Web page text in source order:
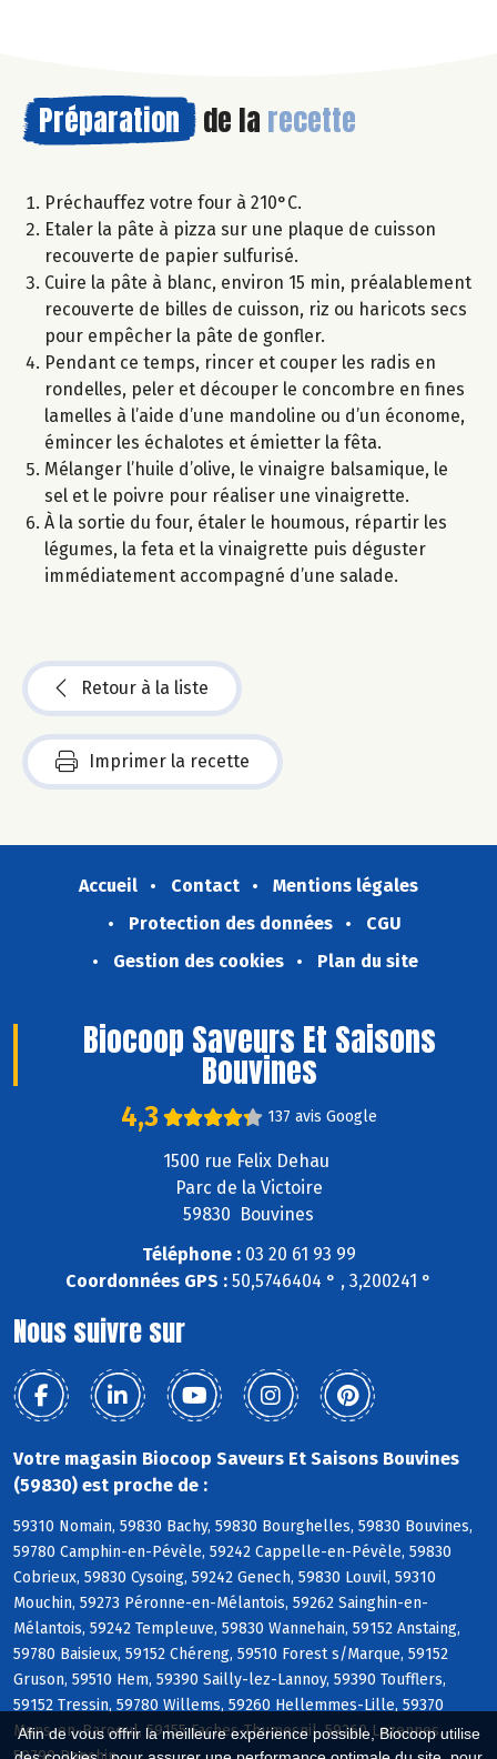
Afin de vous offrir la meilleure expérience possible, Biocoop utilise
Préparation de la recette
Préchauffez votre four à 210°C.
Etaler la pâte à pizza sur une plaque de cuisson
recouverte de papier sulfurisé.
Cuire la pâte à blanc, environ 15 min, préalablement
recouverte de billes de cuisson, riz ou haricots secs
pour empêcher la pâte de gonfler.
Pendant ce temps, rincer et couper les radis en
rondelles, peler et découper le concombre en fines
lamelles à l’aide d’une mandoline ou d’un économe,
émincer les échalotes et émietter la fêta.
Mélanger l’huile d’olive, le vinaigre balsamique, le
sel et le poivre pour réaliser une vinaigrette.
À la sortie du four, étaler le houmous, répartir les
légumes, la feta et la vinaigrette puis déguster
immédiatement accompagné d’une salade.
Retour à la liste
Imprimer la recette
Accueil Contact
Mentions légales
Protection des données
CGU
Gestion des cookies
Plan du site
Biocoop Saveurs Et Saisons
Bouvines
4,3 137 avis Google
1500 rue Felix Dehau
Parc de la Victoire
59830 Bouvines
Téléphone :03 20 61 93 99
Coordonnées GPS : 50,5746404 ° , 3,200241 °
Nous suivre sur
Votre magasin Biocoop Saveurs Et Saisons Bouvines
(59830) est proche de :
59310 Nomain, 59830 Bachy, 59830 Bourghelles, 59830 Bouvines,
59780 Camphin-en-Pévèle, 59242 Cappelle-en-Pévèle, 59830
Cobrieux, 59830 Cysoing, 59242 Genech, 59830 Louvil, 59310
Mouchin, 59273 Péronne-en-Mélantois, 59262 Sainghin-en-
Mélantois, 59242 Templeuve, 59830 Wannehain, 59152 Anstaing,
59780 Baisieux, 59152 Chéreng, 59510 Forest s/Marque, 59152
Gruson, 59510 Hem, 59390 Sailly-lez-Lannoy, 59390 Toufflers,
59152 Tressin, 59780 Willems, 59260 Hellemmes-Lille, 59370
Mons-en-Baroeul, 59155 Faches-Thumesnil, 59260 Lezennes,